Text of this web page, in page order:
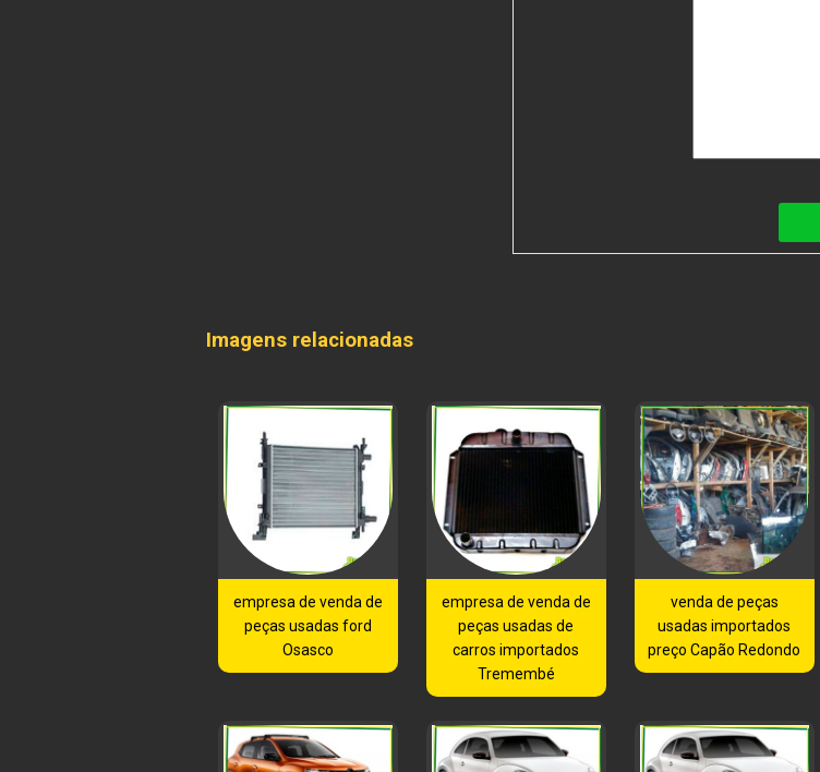
Imagens relacionadas
empresa de venda de
peças usadas ford
Osasco
empresa de venda de
peças usadas de
carros importados
Tremembé
venda de peças
usadas importados
preço Capão Redondo